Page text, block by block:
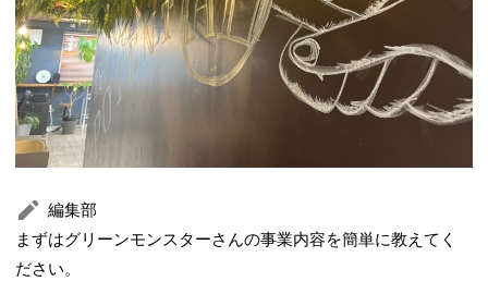
編集部
まずはグリーンモンスターさんの事業内容を簡単に教えてく
ださい。